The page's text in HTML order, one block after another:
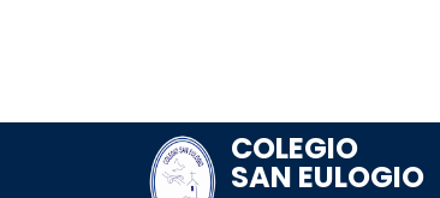
COLEGIO
SAN EULOGIO